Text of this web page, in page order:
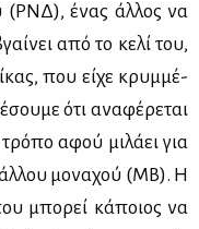
(ΡΝΔ), ένας άλ­λος να
από το κε­λί του,
που εί­χε κρυμ­μέ­
ότι ανα­φέ­ρε­ται
αφού μι­λά­ει για
μο­να­χού (ΜΒ). Η
μπο­ρεί κά­ποιος να